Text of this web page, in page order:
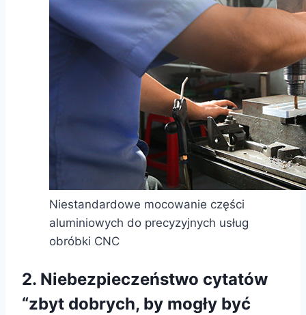
Niestandardowe mocowanie części
aluminiowych do precyzyjnych usług
obróbki CNC
2. Niebezpieczeństwo cytatów
“zbyt dobrych, by mogły być